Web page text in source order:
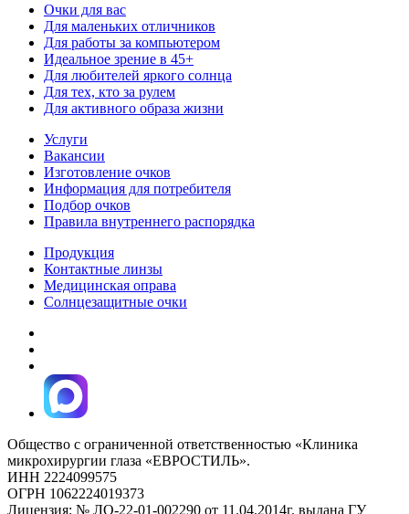
Очки для вас
Для маленьких отличников
Для работы за компьютером
Идеальное зрение в 45+
Для любителей яркого солнца
Для тех, кто за рулем
Для активного образа жизни
Услуги
Вакансии
Изготовление очков
Информация для потребителя
Подбор очков
Правила внутреннего распорядка
Продукция
Контактные линзы
Медицинская оправа
Солнцезащитные очки
Общество с ограниченной ответственностью «Клиника
микрохирургии глаза «ЕВРОСТИЛЬ».
ИНН 2224099575
ОГРН 1062224019373
Лицензия: № ЛО-22-01-002290 от 11.04.2014г. выдана ГУ